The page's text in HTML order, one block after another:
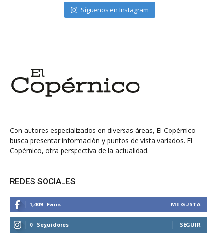
Síguenos en Instagram
Con autores especializados en diversas áreas, El Copérnico
busca presentar información y puntos de vista variados. El
Copérnico, otra perspectiva de la actualidad.
REDES SOCIALES
1,409 Fans ME GUSTA
0 Seguidores SEGUIR